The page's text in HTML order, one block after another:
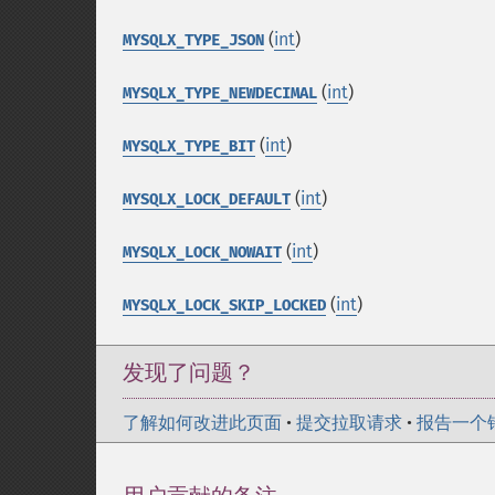
MYSQLX_TYPE_JSON (int)
MYSQLX_TYPE_NEWDECIMAL (int)
MYSQLX_TYPE_BIT (int)
MYSQLX_LOCK_DEFAULT (int)
MYSQLX_LOCK_NOWAIT (int)
MYSQLX_LOCK_SKIP_LOCKED (int)
发现了问题？
了解如何改进此页面 • 提交拉取请求 • 报告一个